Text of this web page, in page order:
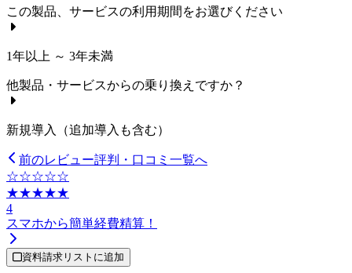
この製品、サービスの利用期間をお選びください
1年以上 ～ 3年未満
他製品・サービスからの乗り換えですか？
新規導入（追加導入も含む）
前のレビュー評判・口コミ一覧へ
☆☆☆☆☆
★★★★★
4
スマホから簡単経費精算！
資料請求リストに追加